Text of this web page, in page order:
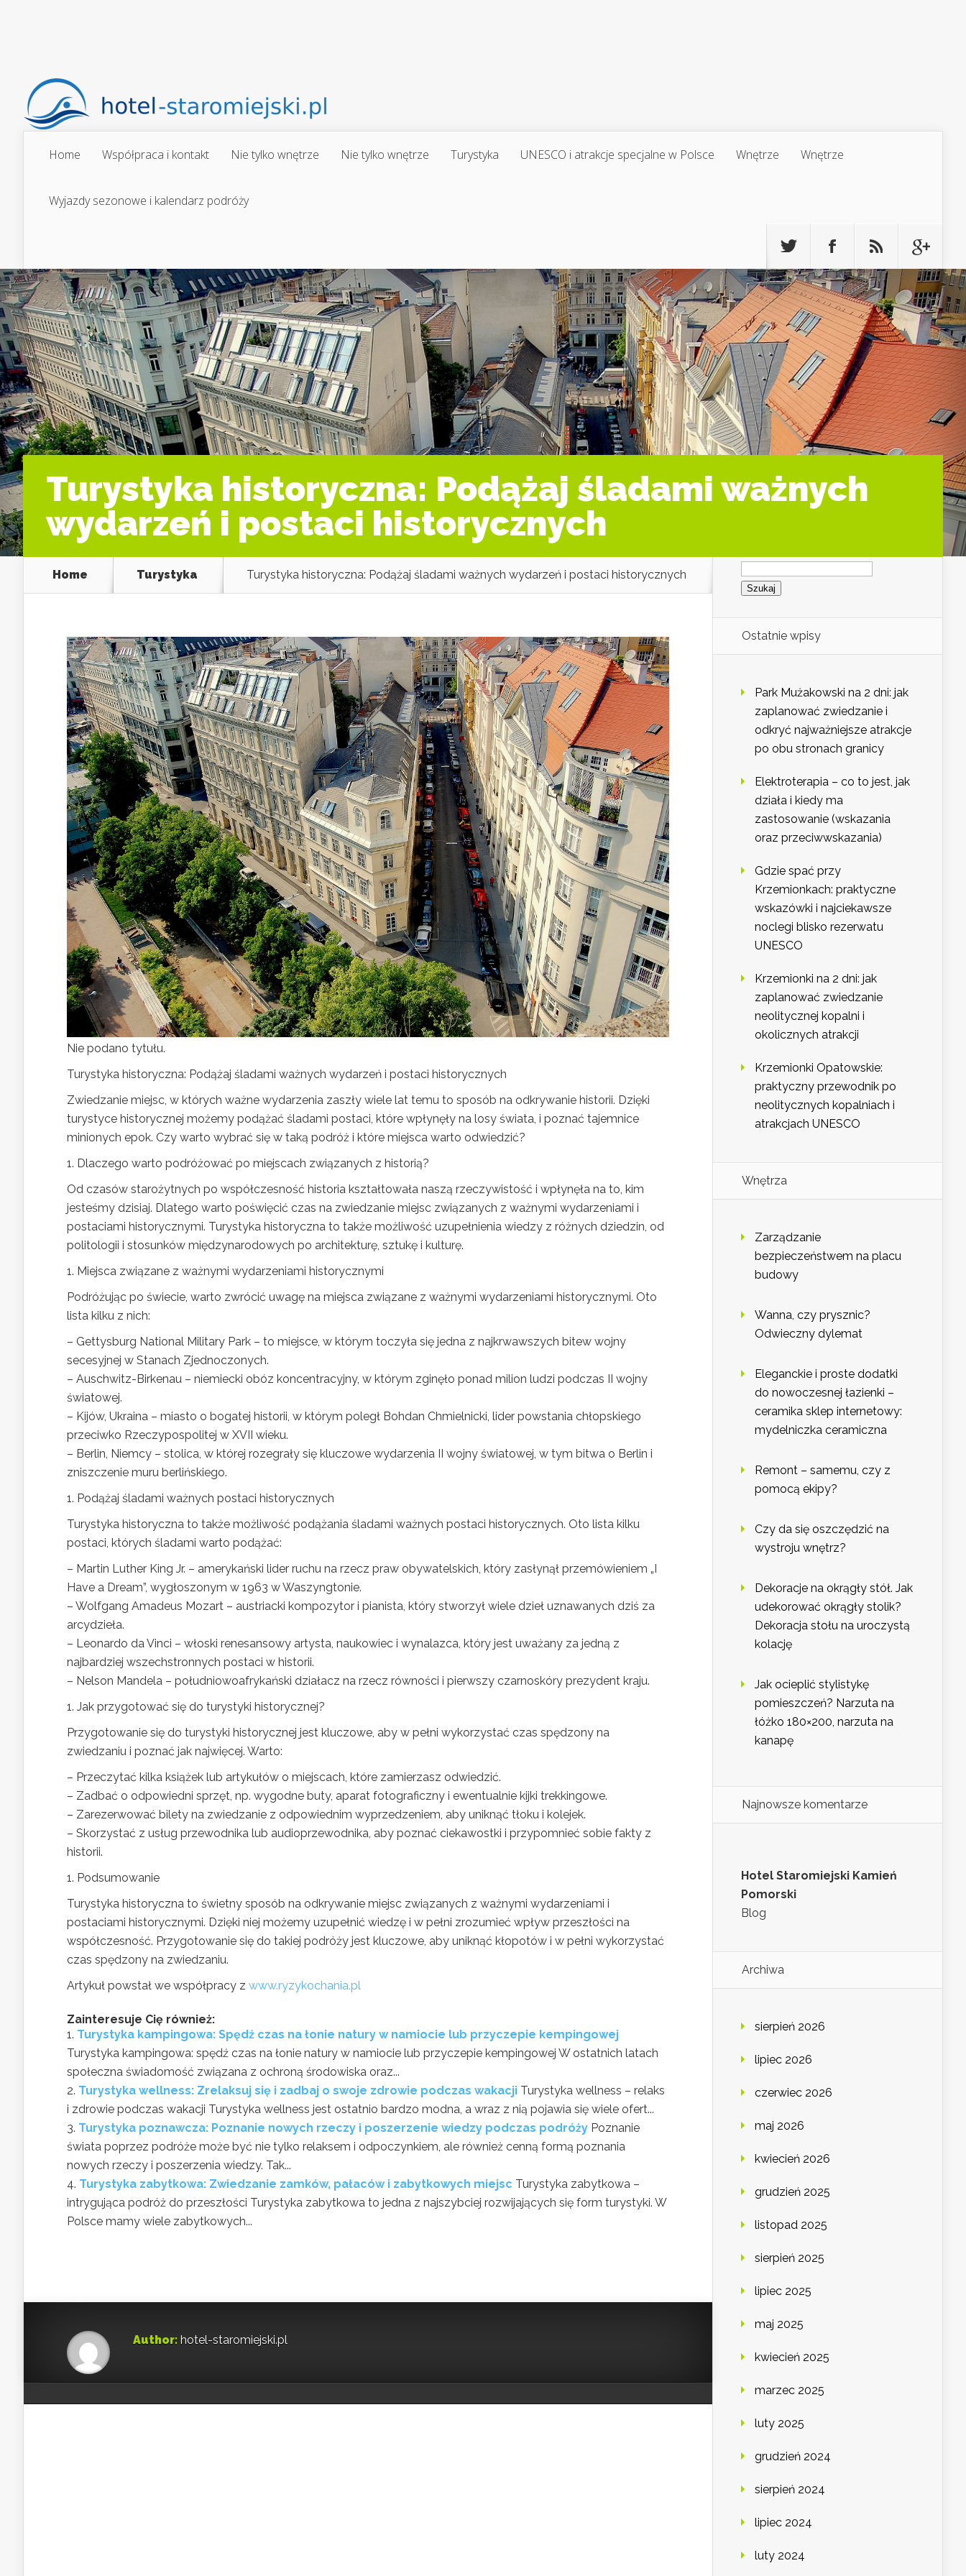
Home Współpraca i kontakt Nie tylko wnętrze Nie tylko wnętrze Turystyka UNESCO i atrakcje specjalne w Polsce Wnętrze Wnętrze
Wyjazdy sezonowe i kalendarz podróży
Turystyka historyczna: Podążaj śladami ważnych
wydarzeń i postaci historycznych
Home Turystyka Turystyka historyczna: Podążaj śladami ważnych wydarzeń i postaci historycznych
Nie podano tytułu.
Turystyka historyczna: Podążaj śladami ważnych wydarzeń i postaci historycznych
Zwiedzanie miejsc, w których ważne wydarzenia zaszły wiele lat temu to sposób na odkrywanie historii. Dzięki
turystyce historycznej możemy podążać śladami postaci, które wpłynęły na losy świata, i poznać tajemnice
minionych epok. Czy warto wybrać się w taką podróż i które miejsca warto odwiedzić?
1. Dlaczego warto podróżować po miejscach związanych z historią?
Od czasów starożytnych po współczesność historia kształtowała naszą rzeczywistość i wpłynęła na to, kim
jesteśmy dzisiaj. Dlatego warto poświęcić czas na zwiedzanie miejsc związanych z ważnymi wydarzeniami i
postaciami historycznymi. Turystyka historyczna to także możliwość uzupełnienia wiedzy z różnych dziedzin, od
politologii i stosunków międzynarodowych po architekturę, sztukę i kulturę.
1. Miejsca związane z ważnymi wydarzeniami historycznymi
Podróżując po świecie, warto zwrócić uwagę na miejsca związane z ważnymi wydarzeniami historycznymi. Oto
lista kilku z nich:
– Gettysburg National Military Park – to miejsce, w którym toczyła się jedna z najkrwawszych bitew wojny
secesyjnej w Stanach Zjednoczonych.
– Auschwitz-Birkenau – niemiecki obóz koncentracyjny, w którym zginęło ponad milion ludzi podczas II wojny
światowej.
– Kijów, Ukraina – miasto o bogatej historii, w którym poległ Bohdan Chmielnicki, lider powstania chłopskiego
przeciwko Rzeczypospolitej w XVII wieku.
– Berlin, Niemcy – stolica, w której rozegrały się kluczowe wydarzenia II wojny światowej, w tym bitwa o Berlin i
zniszczenie muru berlińskiego.
1. Podążaj śladami ważnych postaci historycznych
Turystyka historyczna to także możliwość podążania śladami ważnych postaci historycznych. Oto lista kilku
postaci, których śladami warto podążać:
– Martin Luther King Jr. – amerykański lider ruchu na rzecz praw obywatelskich, który zasłynął przemówieniem „I
Have a Dream”, wygłoszonym w 1963 w Waszyngtonie.
– Wolfgang Amadeus Mozart – austriacki kompozytor i pianista, który stworzył wiele dzieł uznawanych dziś za
arcydzieła.
– Leonardo da Vinci – włoski renesansowy artysta, naukowiec i wynalazca, który jest uważany za jedną z
najbardziej wszechstronnych postaci w historii.
– Nelson Mandela – południowoafrykański działacz na rzecz równości i pierwszy czarnoskóry prezydent kraju.
1. Jak przygotować się do turystyki historycznej?
Przygotowanie się do turystyki historycznej jest kluczowe, aby w pełni wykorzystać czas spędzony na
zwiedzaniu i poznać jak najwięcej. Warto:
– Przeczytać kilka książek lub artykułów o miejscach, które zamierzasz odwiedzić.
– Zadbać o odpowiedni sprzęt, np. wygodne buty, aparat fotograficzny i ewentualnie kijki trekkingowe.
– Zarezerwować bilety na zwiedzanie z odpowiednim wyprzedzeniem, aby uniknąć tłoku i kolejek.
– Skorzystać z usług przewodnika lub audioprzewodnika, aby poznać ciekawostki i przypomnieć sobie fakty z
historii.
1. Podsumowanie
Turystyka historyczna to świetny sposób na odkrywanie miejsc związanych z ważnymi wydarzeniami i
postaciami historycznymi. Dzięki niej możemy uzupełnić wiedzę i w pełni zrozumieć wpływ przeszłości na
współczesność. Przygotowanie się do takiej podróży jest kluczowe, aby uniknąć kłopotów i w pełni wykorzystać
czas spędzony na zwiedzaniu.
Artykuł powstał we współpracy z www.ryzykochania.pl
Zainteresuje Cię również:
Turystyka kampingowa: Spędź czas na łonie natury w namiocie lub przyczepie kempingowej
Turystyka kampingowa: spędź czas na łonie natury w namiocie lub przyczepie kempingowej W ostatnich latach
społeczna świadomość związana z ochroną środowiska oraz...
Turystyka wellness: Zrelaksuj się i zadbaj o swoje zdrowie podczas wakacji Turystyka wellness – relaks
i zdrowie podczas wakacji Turystyka wellness jest ostatnio bardzo modna, a wraz z nią pojawia się wiele ofert...
Turystyka poznawcza: Poznanie nowych rzeczy i poszerzenie wiedzy podczas podróży Poznanie
świata poprzez podróże może być nie tylko relaksem i odpoczynkiem, ale również cenną formą poznania
nowych rzeczy i poszerzenia wiedzy. Tak...
Turystyka zabytkowa: Zwiedzanie zamków, pałaców i zabytkowych miejsc Turystyka zabytkowa –
intrygująca podróż do przeszłości Turystyka zabytkowa to jedna z najszybciej rozwijających się form turystyki. W
Polsce mamy wiele zabytkowych...
Author: hotel-staromiejski.pl
Szukaj:
Ostatnie wpisy
Park Mużakowski na 2 dni: jak
zaplanować zwiedzanie i
odkryć najważniejsze atrakcje
po obu stronach granicy
Elektroterapia – co to jest, jak
działa i kiedy ma
zastosowanie (wskazania
oraz przeciwwskazania)
Gdzie spać przy
Krzemionkach: praktyczne
wskazówki i najciekawsze
noclegi blisko rezerwatu
UNESCO
Krzemionki na 2 dni: jak
zaplanować zwiedzanie
neolitycznej kopalni i
okolicznych atrakcji
Krzemionki Opatowskie:
praktyczny przewodnik po
neolitycznych kopalniach i
atrakcjach UNESCO
Wnętrza
Zarządzanie
bezpieczeństwem na placu
budowy
Wanna, czy prysznic?
Odwieczny dylemat
Eleganckie i proste dodatki
do nowoczesnej łazienki –
ceramika sklep internetowy:
mydelniczka ceramiczna
Remont – samemu, czy z
pomocą ekipy?
Czy da się oszczędzić na
wystroju wnętrz?
Dekoracje na okrągły stół. Jak
udekorować okrągły stolik?
Dekoracja stołu na uroczystą
kolację
Jak ocieplić stylistykę
pomieszczeń? Narzuta na
łóżko 180×200, narzuta na
kanapę
Najnowsze komentarze
Hotel Staromiejski Kamień
Pomorski
Blog
Archiwa
sierpień 2026
lipiec 2026
czerwiec 2026
maj 2026
kwiecień 2026
grudzień 2025
listopad 2025
sierpień 2025
lipiec 2025
maj 2025
kwiecień 2025
marzec 2025
luty 2025
grudzień 2024
sierpień 2024
lipiec 2024
luty 2024